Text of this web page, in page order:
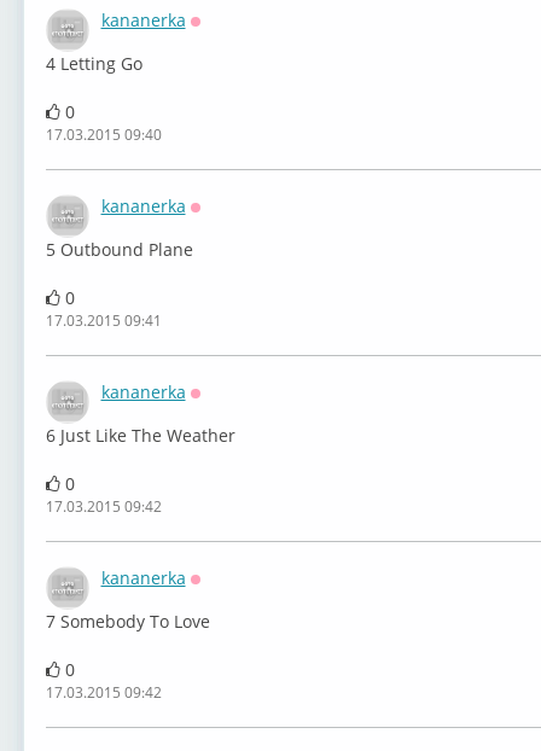
kananerka
4 Letting Go
0
17.03.2015 09:40
kananerka
5 Outbound Plane
0
17.03.2015 09:41
kananerka
6 Just Like The Weather
0
17.03.2015 09:42
kananerka
7 Somebody To Love
0
17.03.2015 09:42